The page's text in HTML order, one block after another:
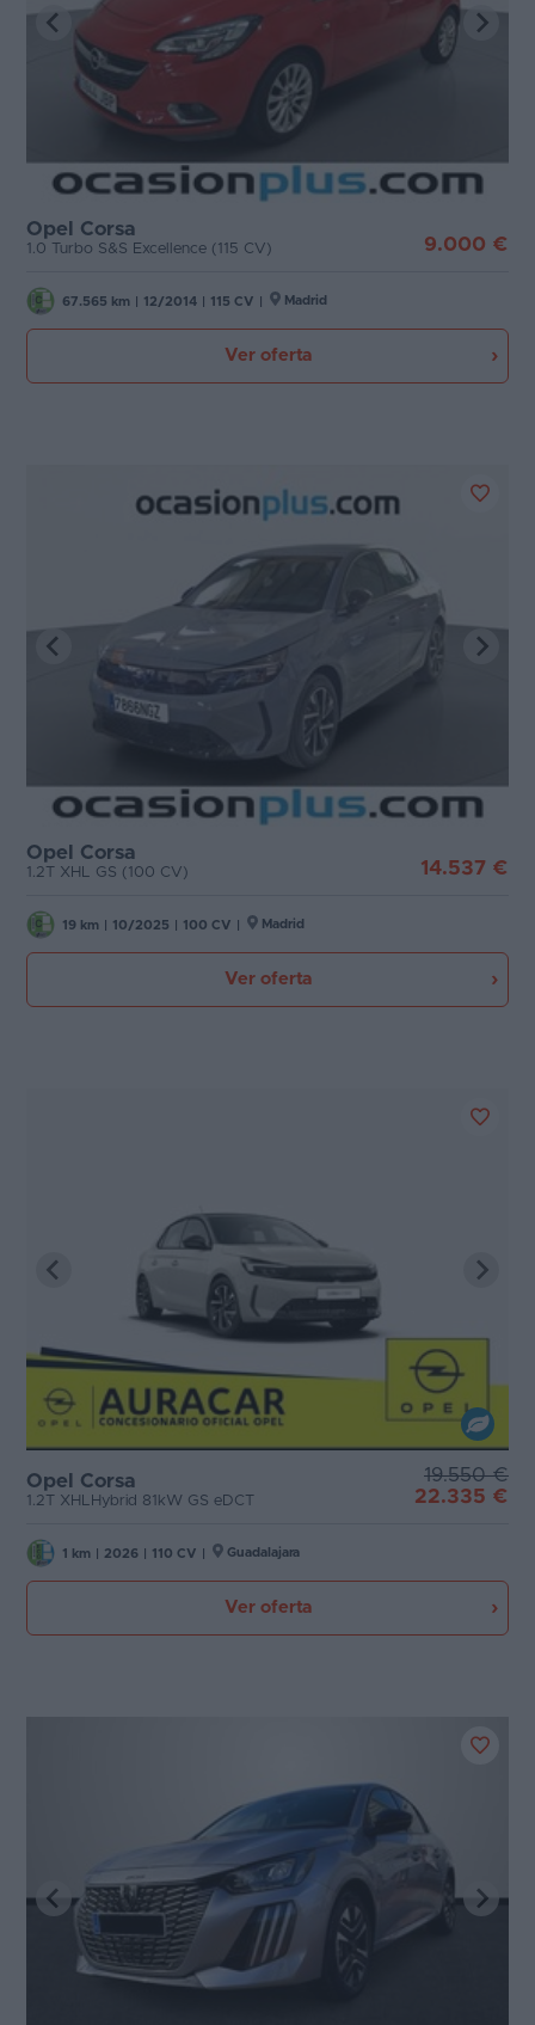
Opel Corsa
1.0 Turbo S&S Excellence (115 CV) 9.000 €
67.565 km 12/2014 115 CV Madrid
Ver oferta
Opel Corsa
1.2T XHL GS (100 CV) 14.537 €
19 km 10/2025 100 CV Madrid
Ver oferta
Opel Corsa
1.2T XHLHybrid 81kW GS eDCT
19.550 €
22.335 €
1 km 2026 110 CV Guadalajara
Ver oferta